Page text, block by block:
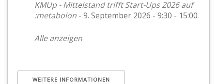
KMUp - Mittelstand trifft Start-Ups 2026 auf
:metabolon - 9. September 2026 - 9:30 - 15:00
Alle anzeigen
WEITERE INFORMATIONEN